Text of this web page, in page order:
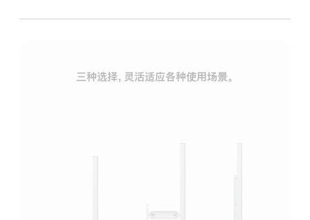
三种选择，灵活适应各种使用场景。